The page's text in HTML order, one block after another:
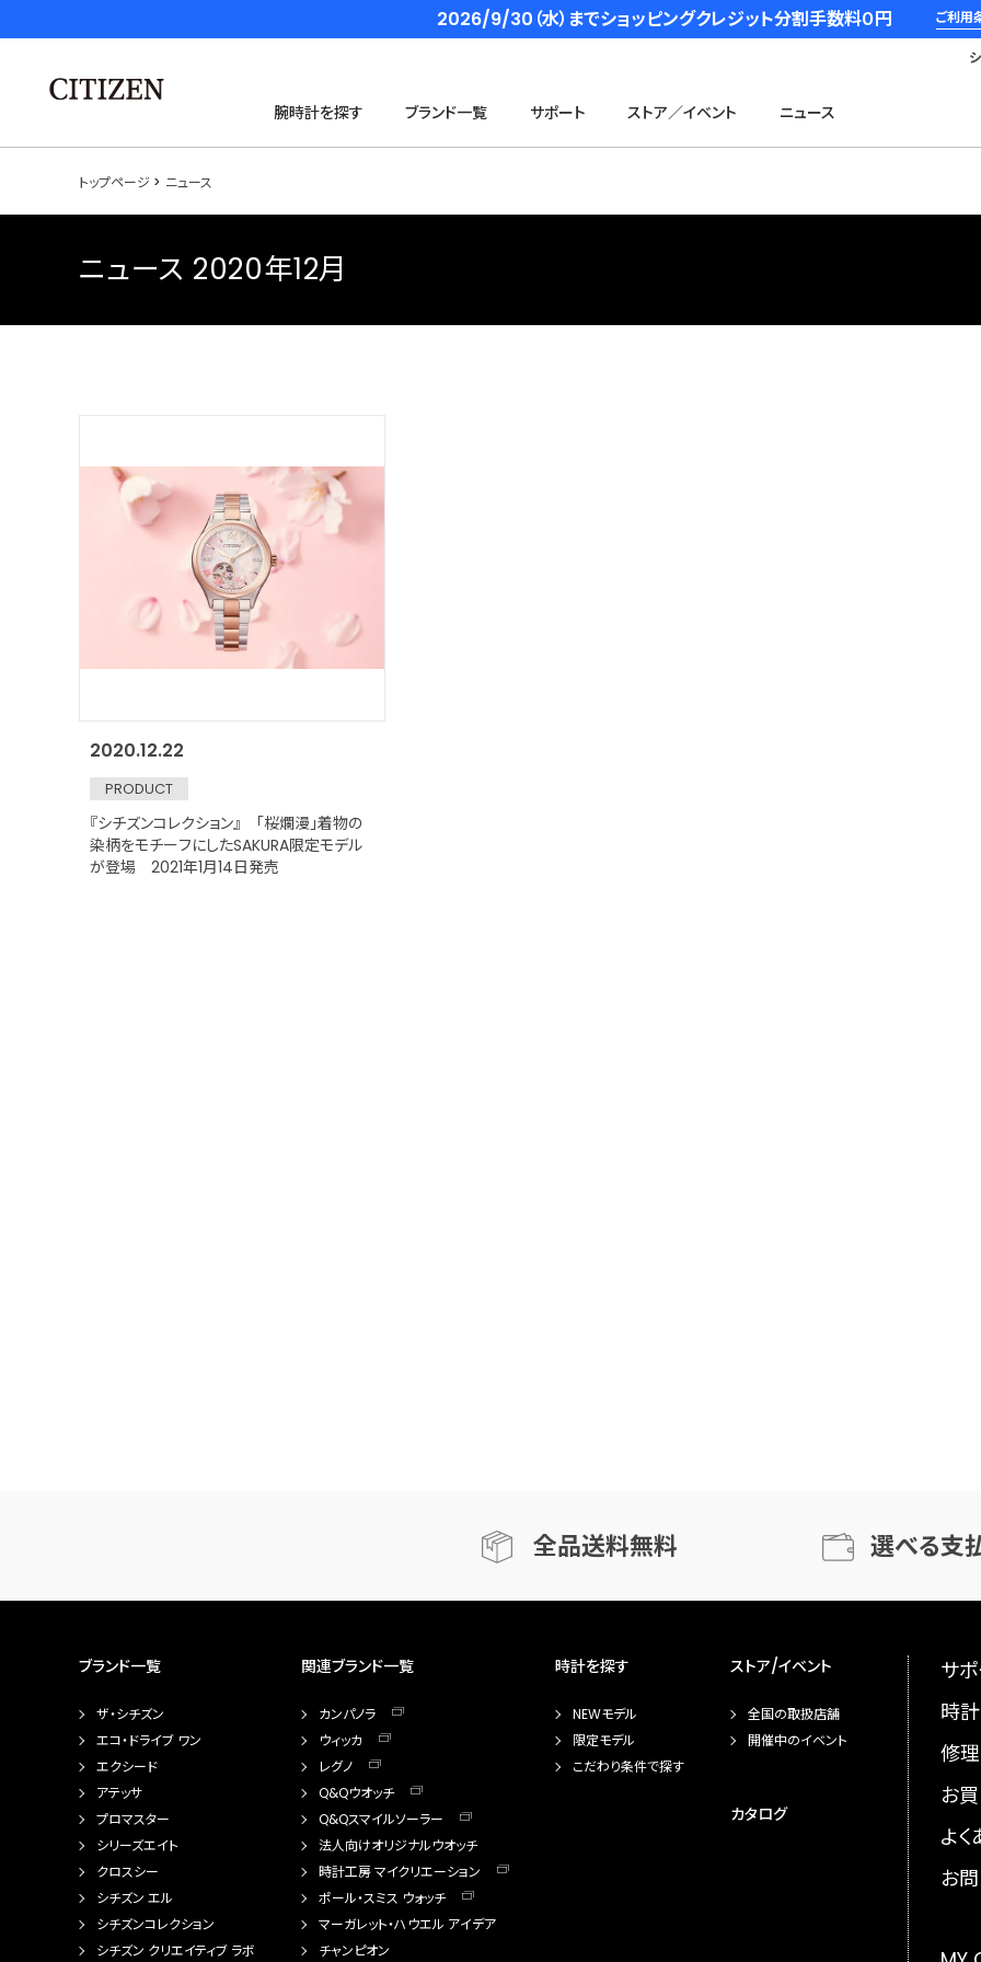
2026/9/30（水）までショッピングクレジット分割手数料０円 ご利用
腕時計を探す ブランド一覧 サポート ストア／イベント ニュース
トップページ ニュース
ニュース 2020年12月
2020.12.22
PRODUCT
『シチズンコレクション』 「桜爛漫」着物の
染柄をモチーフにしたSAKURA限定モデル
が登場 2021年1月14日発売
全品送料無料 選べる支
ブランド一覧
ザ・シチズン
エコ・ドライブ ワン
エクシード
アテッサ
プロマスター
シリーズエイト
クロスシー
シチズン エル
シチズンコレクション
シチズン クリエイティブ ラボ
関連ブランド一覧
カンパノラ
ウィッカ
レグノ
Q&Qウオッチ
Q&Qスマイルソーラー
法人向けオリジナルウオッチ
時計工房 マイクリエーション
ポール・スミス ウォッチ
マーガレット・ハウエル アイデア
チャンピオン
時計を探す
NEWモデル
限定モデル
こだわり条件で探す
ストア/イベント
全国の取扱店舗
開催中のイベント
カタログ
サ
時
修理
お
よ
お